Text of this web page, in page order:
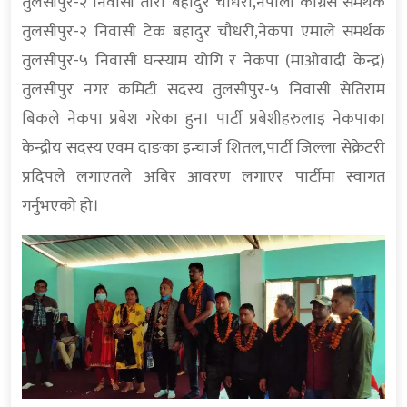
तुलसीपुर-२ निवासी टेक बहादुर चौधरी,नेकपा एमाले समर्थक
तुलसीपुर-५ निवासी घन्स्याम योगि र नेकपा (माओवादी केन्द्र)
तुलसीपुर नगर कमिटी सदस्य तुलसीपुर-५ निवासी सेतिराम
बिकले नेकपा प्रबेश गरेका हुन। पार्टी प्रबेशीहरुलाइ नेकपाका
केन्द्रीय सदस्य एवम दाङका इन्चार्ज शितल,पार्टी जिल्ला सेक्रेटरी
प्रदिपले लगाएतले अबिर आवरण लगाएर पार्टीमा स्वागत
गर्नुभएको हो।